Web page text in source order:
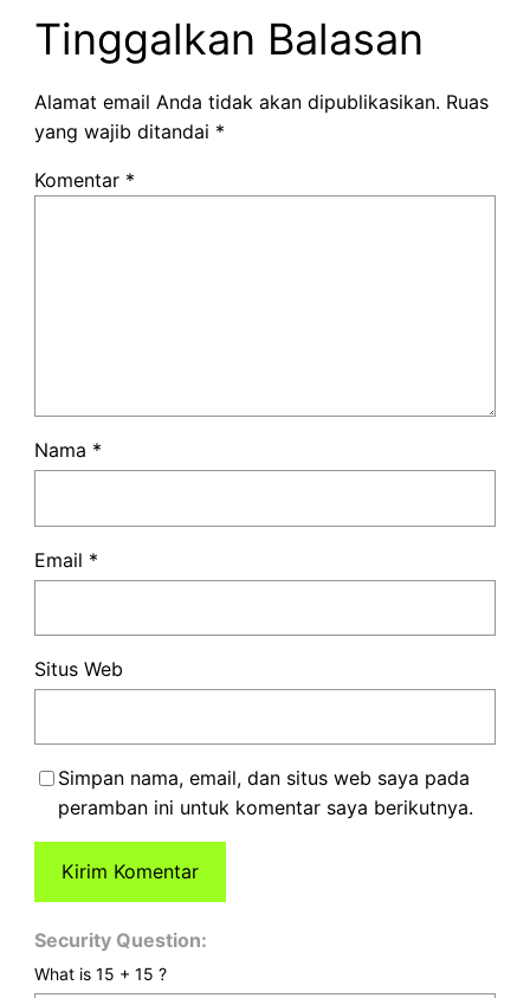
Tinggalkan Balasan
Alamat email Anda tidak akan dipublikasikan. Ruas
yang wajib ditandai *
Komentar *
Nama *
Email *
Situs Web
Simpan nama, email, dan situs web saya pada
peramban ini untuk komentar saya berikutnya.
Security Question:
What is 15 + 15 ?